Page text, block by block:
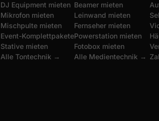
DJ Equipment mieten
Mikrofon mieten
Mischpulte mieten
Event-Komplettpakete
Stative mieten
Alle Tontechnik →
Beamer mieten
Leinwand mieten
Fernseher mieten
Powerstation mieten
Fotobox mieten
Alle Medientechnik →